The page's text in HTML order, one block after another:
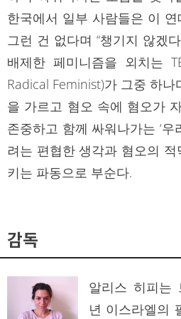
한국에서 일부 사람들은 이
그런 건 없다며 “챙기지 않겠
배제한 페미니즘을 외치는
Radical Feminist)가 그중 하
을 가르고 혐오 속에 혐오가
존중하고 함께 싸워나가는 ‘우
려는 편협한 생각과 혐오의 적
키는 파동으로 부순다.
감독
알리스 히피는
년 이스라엘의